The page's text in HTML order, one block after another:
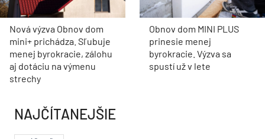
Nová výzva Obnov dom
mini+ prichádza. Sľubuje
menej byrokracie, zálohu
aj dotáciu na výmenu
strechy
Obnov dom MINI PLUS
prinesie menej
byrokracie. Výzva sa
spustí už v lete
NAJČÍTANEJŠIE